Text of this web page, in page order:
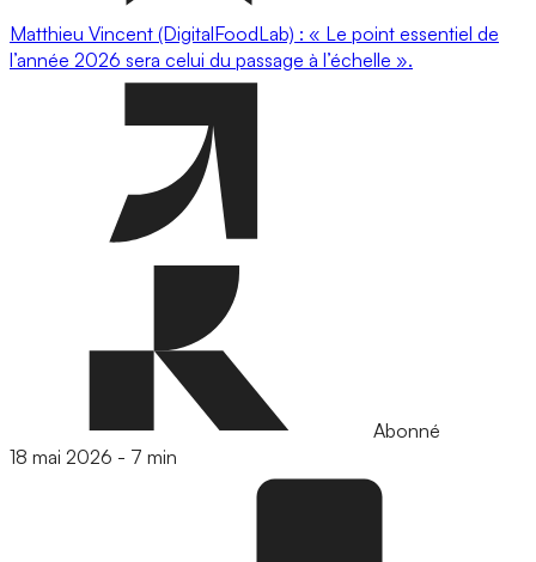
Matthieu Vincent (DigitalFoodLab) : « Le point essentiel de
l’année 2026 sera celui du passage à l’échelle ».
Abonné
18 mai 2026 - 7 min